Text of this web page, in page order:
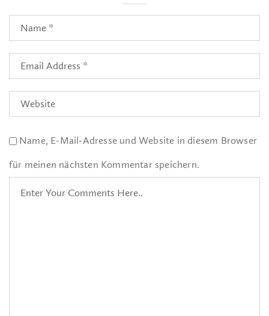
Name, E-Mail-Adresse und Website in diesem Browser
für meinen nächsten Kommentar speichern.